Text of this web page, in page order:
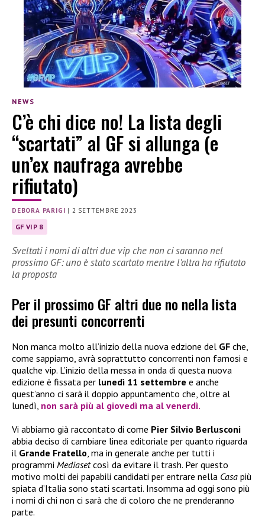
NEWS
C’è chi dice no! La lista degli
“scartati” al GF si allunga (e
un’ex naufraga avrebbe
rifiutato)
DEBORA PARIGI | 2 SETTEMBRE 2023
GF VIP 8
Sveltati i nomi di altri due vip che non ci saranno nel
prossimo GF: uno è stato scartato mentre l’altra ha rifiutato
la proposta
Per il prossimo GF altri due no nella lista
dei presunti concorrenti
Non manca molto all’inizio della nuova edzione del GF che,
come sappiamo, avrà soprattutto concorrenti non famosi e
qualche vip. L’inizio della messa in onda di questa nuova
edizione è fissata per lunedì 11 settembre e anche
quest’anno ci sarà il doppio appuntamento che, oltre al
lunedì, non sarà più al giovedì ma al venerdì.
Vi abbiamo già raccontato di come Pier Silvio Berlusconi
abbia deciso di cambiare linea editoriale per quanto riguarda
il Grande Fratello, ma in generale anche per tutti i
programmi Mediasetcosì da evitare il trash. Per questo
motivo molti dei papabili candidati per entrare nella Casa più
spiata d’Italia sono stati scartati. Insomma ad oggi sono più
i nomi di chi non ci sarà che di coloro che ne prenderanno
parte.